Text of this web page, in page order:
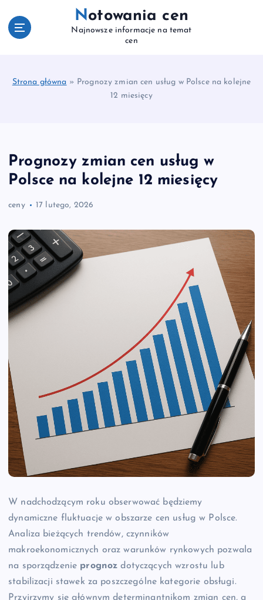
Notowania cen
Najnowsze informacje na temat
cen
Strona główna » Prognozy zmian cen usług w Polsce na kolejne
12 miesięcy
Prognozy zmian cen usług w
Polsce na kolejne 12 miesięcy
ceny 17 lutego, 2026
W nadchodzącym roku obserwować będziemy
dynamiczne fluktuacje w obszarze cen usług w Polsce.
Analiza bieżących trendów, czynników
makroekonomicznych oraz warunków rynkowych pozwala
na sporządzenie prognoz dotyczących wzrostu lub
stabilizacji stawek za poszczególne kategorie obsługi.
Przyjrzymy się głównym determinantnikom zmian cen, a